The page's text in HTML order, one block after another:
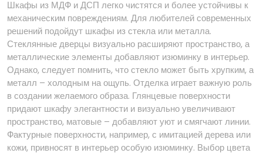
Шкафы из МДФ и ДСП легко чистятся и более устойчивы к
механическим повреждениям. Для любителей современных
решений подойдут шкафы из стекла или металла.
Стеклянные дверцы визуально расширяют пространство, а
металлические элементы добавляют изюминку в интерьер.
Однако, следует помнить, что стекло может быть хрупким, а
металл – холодным на ощупь. Отделка играет важную роль
в создании желаемого образа. Глянцевые поверхности
придают шкафу элегантности и визуально увеличивают
пространство, матовые – добавляют уют и смягчают линии.
Фактурные поверхности, например, с имитацией дерева или
кожи, привносят в интерьер особую изюминку. Выбор цвета